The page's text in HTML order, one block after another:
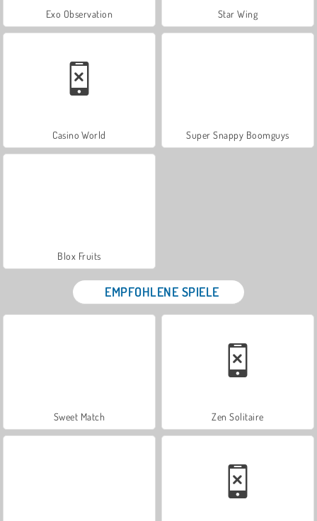
Exo Observation Star Wing
Casino World Super Snappy Boomguys
Blox Fruits
EMPFOHLENE SPIELE
Sweet Match Zen Solitaire